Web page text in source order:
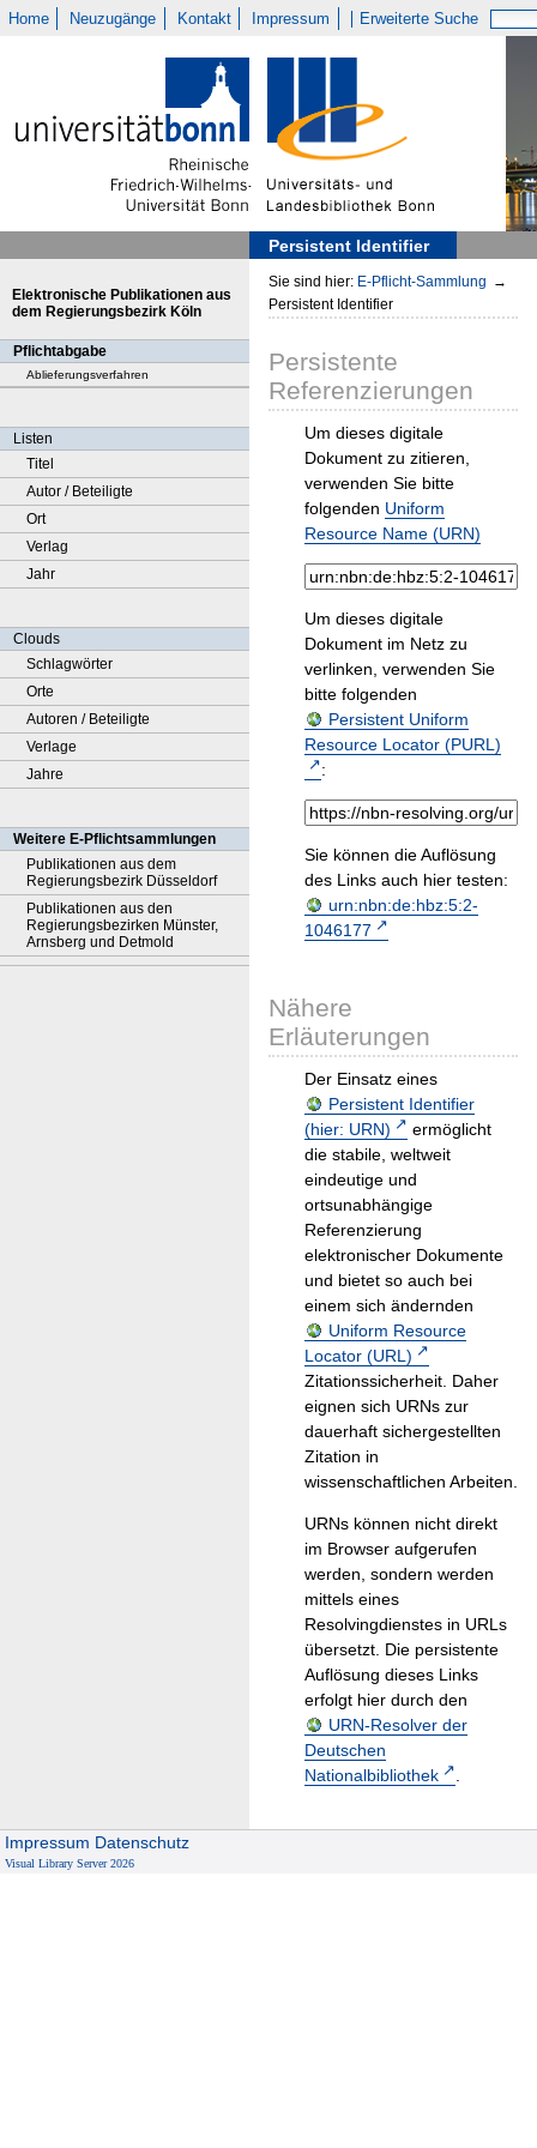
Home Neuzugänge Kontakt Impressum Erweiterte Suche
Persistent Identifier
Elektronische Publikationen aus
dem Regierungsbezirk Köln
Pflichtabgabe
Ablieferungsverfahren
Listen
Titel
Autor / Beteiligte
Ort
Verlag
Jahr
Clouds
Schlagwörter
Orte
Autoren / Beteiligte
Verlage
Jahre
Weitere E-Pflichtsammlungen
Publikationen aus dem
Regierungsbezirk Düsseldorf
Publikationen aus den
Regierungsbezirken Münster,
Arnsberg und Detmold
Sie sind hier: E-Pflicht-Sammlung →
Persistent Identifier
Persistente
Referenzierungen
Um dieses digitale
Dokument zu zitieren,
verwenden Sie bitte
folgenden Uniform
Resource Name (URN)
Um dieses digitale
Dokument im Netz zu
verlinken, verwenden Sie
bitte folgenden
Persistent Uniform
Resource Locator (PURL)
:
Sie können die Auflösung
des Links auch hier testen:
urn:nbn:de:hbz:5:2-
1046177
Nähere
Erläuterungen
Der Einsatz eines
Persistent Identifier
(hier: URN)
ermöglicht
die stabile, weltweit
eindeutige und
ortsunabhängige
Referenzierung
elektronischer Dokumente
und bietet so auch bei
einem sich ändernden
Uniform Resource
Locator (URL)
Zitationssicherheit. Daher
eignen sich URNs zur
dauerhaft sichergestellten
Zitation in
wissenschaftlichen Arbeiten.
URNs können nicht direkt
im Browser aufgerufen
werden, sondern werden
mittels eines
Resolvingdienstes in URLs
übersetzt. Die persistente
Auflösung dieses Links
erfolgt hier durch den
URN-Resolver der
Deutschen
Nationalbibliothek
.
Impressum Datenschutz
Visual Library Server 2026